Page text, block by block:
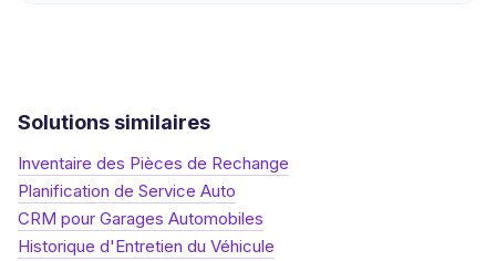
Solutions similaires
Inventaire des Pièces de Rechange
Planification de Service Auto
CRM pour Garages Automobiles
Historique d'Entretien du Véhicule